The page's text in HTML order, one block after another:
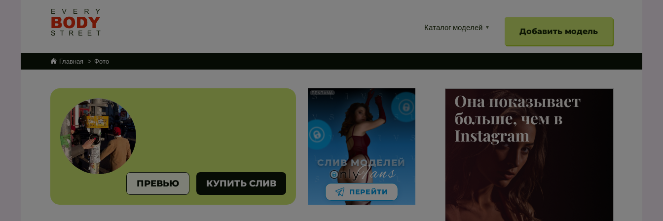
Каталог моделей Добавить модель
Главная Фото
ПРЕВЬЮ КУПИТЬ СЛИВ
РЕКЛАМА
СЛИВ МОДЕЛЕЙ
nlyFans
ПЕРЕЙТИ